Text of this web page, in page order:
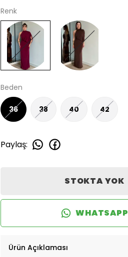
Renk
Beden
36 38 40 42
Paylaş:
STOKTA YOK
WHATSAPP
Ürün Açıklaması